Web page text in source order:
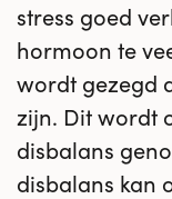
stress goed
hormoon te
wordt gezegd
zijn. Dit wordt
disbalans
disbalans kan